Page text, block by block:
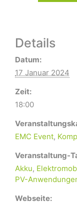
Details
Datum:
17 Januar 2024
Zeit:
18:00
EMC Event,
Veranstaltung-
Akku,
PV-
Webseite: